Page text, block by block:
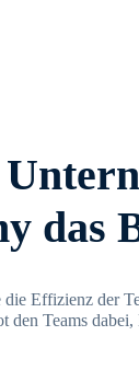
das
Effizienz der
den Teams